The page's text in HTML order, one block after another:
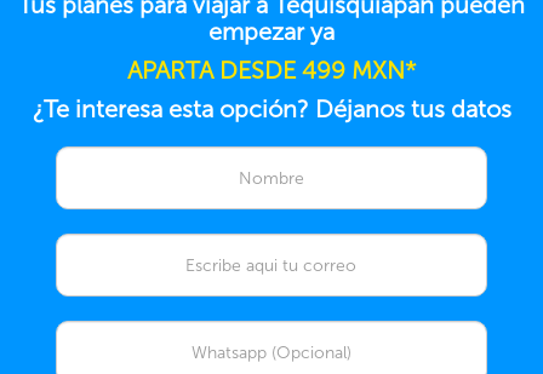
empezar ya
APARTA DESDE 499 MXN*
¿Te interesa esta opción? Déjanos tus datos